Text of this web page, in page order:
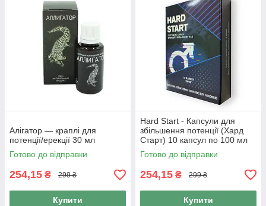
Алігатор — краплі для
потенції/ерекції 30 мл
Готово до відправки
254,15 ₴ 299 ₴
Купити
Hard Start - Капсули для
збільшення потенції (Хард
Старт) 10 капсул по 100 мл
Готово до відправки
254,15 ₴ 299 ₴
Купити